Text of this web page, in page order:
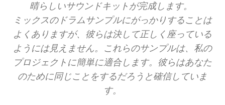
晴らしいサウンドキットが完成します。
ミックスのドラムサンプルにがっかりすることは
よくありますが、彼らは決して正しく座っている
ようには見えません。これらのサンプルは、私の
プロジェクトに簡単に適合します。彼らはあなた
のために同じことをするだろうと確信していま
す。